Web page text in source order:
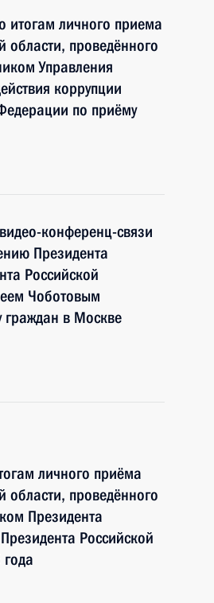
итогам личного приема
проведённого
Управления
коррупции
по приёму
конференц-связи
Президента
Российской
Чоботовым
граждан в Москве
личного приёма
проведённого
Президента
Российской